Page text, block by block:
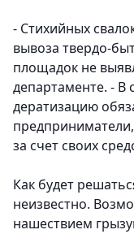
- Стихийных
вывоза твердо-
площадок не
департаменте. - В
дератизацию
за счет своих
Как будет
неизвестно.
нашествием